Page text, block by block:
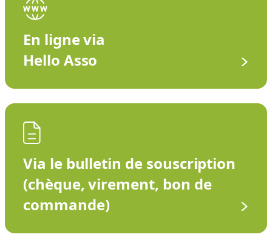
En ligne via
Hello Asso
Via le bulletin de souscription
(chèque, virement, bon de
commande)